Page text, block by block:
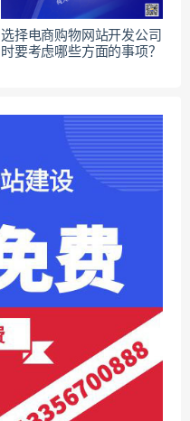
选择电商购物网站开发公司
时要考虑哪些方面的事项？